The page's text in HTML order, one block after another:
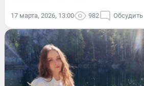
17 марта, 2026, 13:00 982 Обсудить